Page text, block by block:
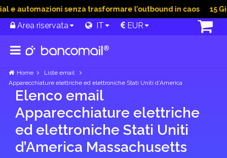
senza trasformare l’outbound in caos 15 Giu
Area riservata IT EUR
Home
Liste email
Apparecchiature elettriche ed elettroniche Stati Uniti d’America
Elenco email
Apparecchiature elettriche
ed elettroniche Stati Uniti
d’America Massachusetts